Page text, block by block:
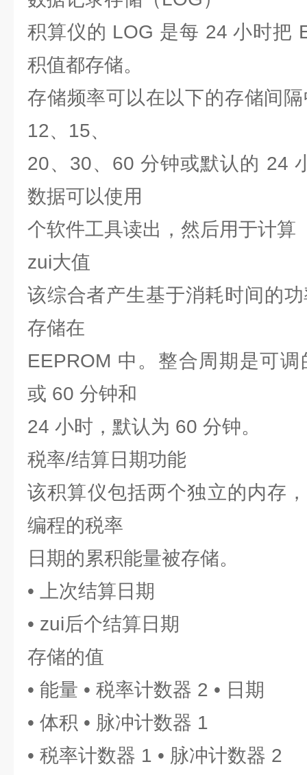
积算仪的 LOG 是每 24 小时把
积值都存储。
存储频率可以在以下的存储间
12、15、
20、30、60 分钟或默认的 24
数据可以使用
个软件工具读出，然后用于计算
zui大值
该综合者产生基于消耗时间的
存储在
EEPROM 中。整合周期是可
或 60 分钟和
24 小时，默认为 60 分钟。
税率/结算日期功能
该积算仪包括两个独立的内存
编程的税率
日期的累积能量被存储。
• 上次结算日期
• zui后个结算日期
存储的值
• 能量 • 税率计数器 2 • 日期
• 体积 • 脉冲计数器 1
• 税率计数器 1 • 脉冲计数器 2